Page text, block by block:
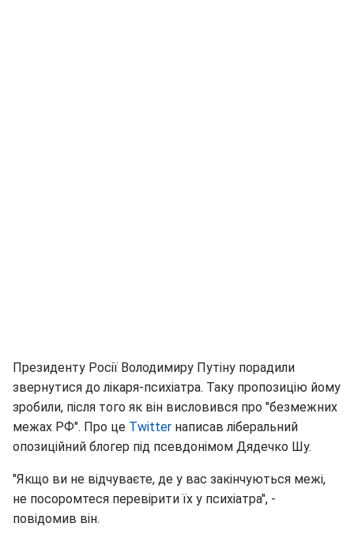
Президенту Росії Володимиру Путіну порадили
звернутися до лікаря-психіатра. Таку пропозицію йому
зробили, після того як він висловився про "безмежних
межах РФ". Про це Twitter написав ліберальний
опозиційний блогер під псевдонімом Дядечко Шу.
"Якщо ви не відчуваєте, де у вас закінчуються межі,
не посоромтеся перевірити їх у психіатра", -
повідомив він.